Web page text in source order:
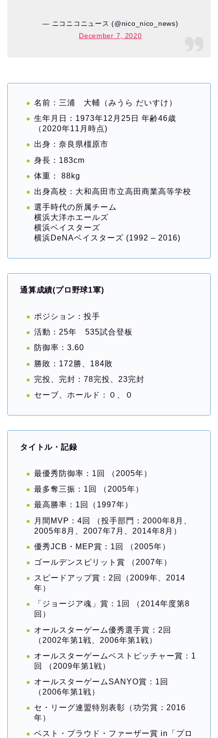
— ニコニコニュース (@nico_nico_news)
December 7, 2020
名前：三浦 大輔（みうら だいすけ）
生年月日：1973年12月25日 年齢46歳
（2020年11月時点)
出身：奈良県橿原市
身長：183cm
体重： 88kg
出身高校：大和高田市立高田商業高等学校
選手時代の所属チーム
横浜大洋ホエールズ
横浜ベイスターズ
横浜DeNAベイスターズ (1992 – 2016)
通算成績(プロ野球1軍)
ポジション：投手
活動：25年 535試合登板
防御率：3.60
勝敗：172勝、184敗
完投、完封：78完投、23完封
セーブ、ホールド：０、０
タイトル・記録
最優秀防御率：1回 （2005年）
最多奪三振：1回 （2005年）
最高勝率：1回（1997年）
月間MVP：4回 （投手部門：2000年8月、
2005年8月、2007年7月、2014年8月）
優秀JCB・MEP賞：1回 （2005年）
ゴールデンスピリット賞 （2007年）
スピードアップ賞：2回（2009年、2014
年）
「ジョージア魂」賞：1回 （2014年度第8
回）
オールスターゲーム優秀選手賞：2回
（2002年第1戦、2006年第1戦）
オールスターゲームベストピッチャー賞：1
回 （2009年第1戦）
オールスターゲームSANYO賞：1回
（2006年第1戦）
セ・リーグ連盟特別表彰（功労賞：2016
年）
ベスト・プラウド・ファーザー賞 in「プロ